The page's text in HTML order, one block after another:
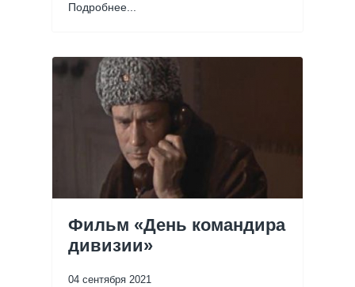
Подробнее...
Фильм «День командира
дивизии»
04 сентября 2021